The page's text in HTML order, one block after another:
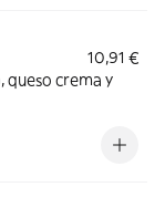
10,91 €
queso crema y